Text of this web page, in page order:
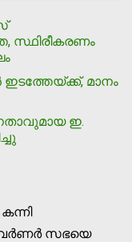
സ്ഥിരീകരണം
മാനം
ഇ.
സഭയെ